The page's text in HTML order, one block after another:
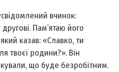
вчинок:
Пам’ятаю його
казав: «Славко, ти
твоєї родини?». Він
що буде безробітним.